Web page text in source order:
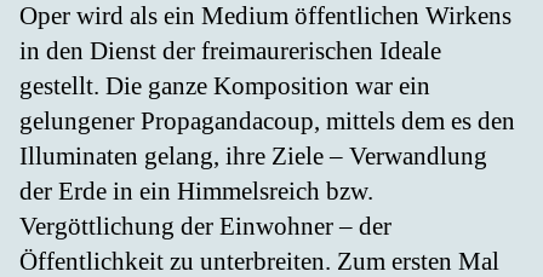
Oper wird als ein Medium öffentlichen Wirkens
in den Dienst der freimaurerischen Ideale
gestellt. Die ganze Komposition war ein
gelungener Propagandacoup, mittels dem es den
Illuminaten gelang, ihre Ziele – Verwandlung
der Erde in ein Himmelsreich bzw.
Vergöttlichung der Einwohner – der
Öffentlichkeit zu unterbreiten. Zum ersten Mal